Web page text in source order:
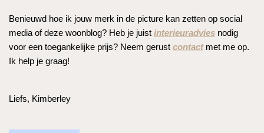
Benieuwd hoe ik jouw merk in de picture kan zetten op social
media of deze woonblog? Heb je juist interieuradvies nodig
voor een toegankelijke prijs? Neem gerust contactmet me op.
Ik help je graag!
Liefs, Kimberley